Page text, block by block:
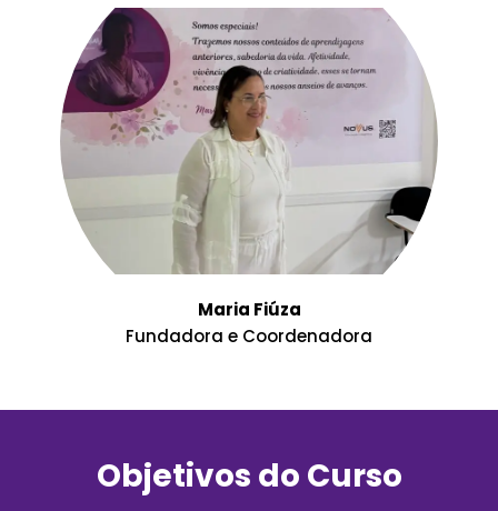
Maria Fiúza
Fundadora e Coordenadora
Objetivos do Curso